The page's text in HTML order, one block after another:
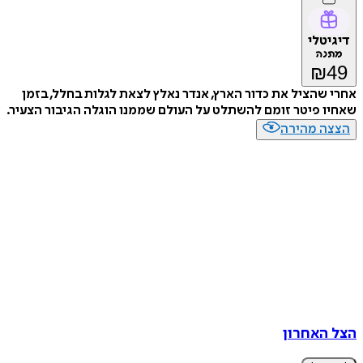
₪
שהציל את כדור הארץ, אנדר נאלץ לצאת לגלות בחלל, בזמן
פיטר זומם להשתלט על העולם שממנו הוגלה הגיבור הצעיר.
מהירה